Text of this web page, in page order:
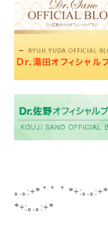
｡.｡:+* ﾟ ゜ﾟ *+:｡.｡
*+:｡.｡:+*